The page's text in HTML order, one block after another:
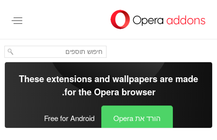
העיקרי
These extensions and wallpapers are made
for theOpera browser
.
הורד את Opera Free for Android